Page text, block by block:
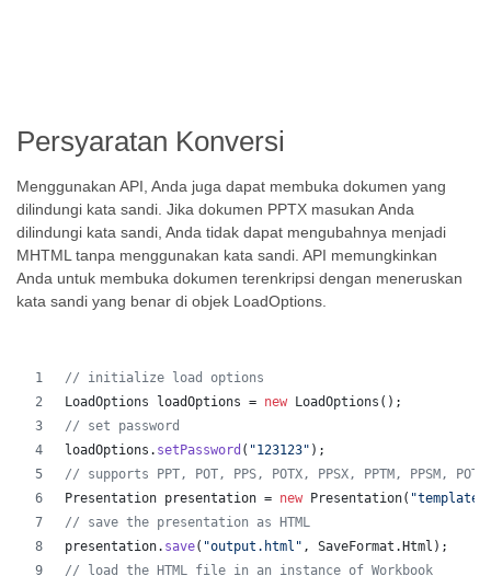
Persyaratan Konversi
Menggunakan API, Anda juga dapat membuka dokumen yang
dilindungi kata sandi. Jika dokumen PPTX masukan Anda
dilindungi kata sandi, Anda tidak dapat mengubahnya menjadi
MHTML tanpa menggunakan kata sandi. API memungkinkan
Anda untuk membuka dokumen terenkripsi dengan meneruskan
kata sandi yang benar di objek LoadOptions.
// initialize load options
LoadOptions
loadOptions = new LoadOptions ();
// set password
loadOptions . setPassword ( "123123" );
// supports PPT, POT, PPS, POTX, PPSX, PPTM, PPSM,
Presentation presentation = new Presentation(
// save the presentation as HTML
presentation. save( "output.html" , SaveFormat . Html );
// load the HTML file in an instance of Workbook